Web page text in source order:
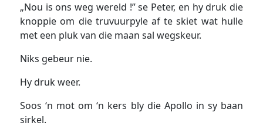
„Nou is ons weg wereld !” se Peter, en hy druk die
knoppie om die truvuurpyle af te skiet wat hulle
met een pluk van die maan sal wegskeur.
Niks gebeur nie.
Hy druk weer.
Soos ‘n mot om ‘n kers bly die Apollo in sy baan
sirkel.